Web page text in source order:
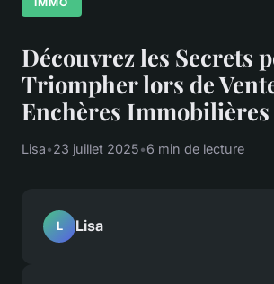
Découvrez les Secrets
Triompher lors de
Enchères Immobilières
Lisa•23 juillet 2025•6 min de lecture
L Lisa